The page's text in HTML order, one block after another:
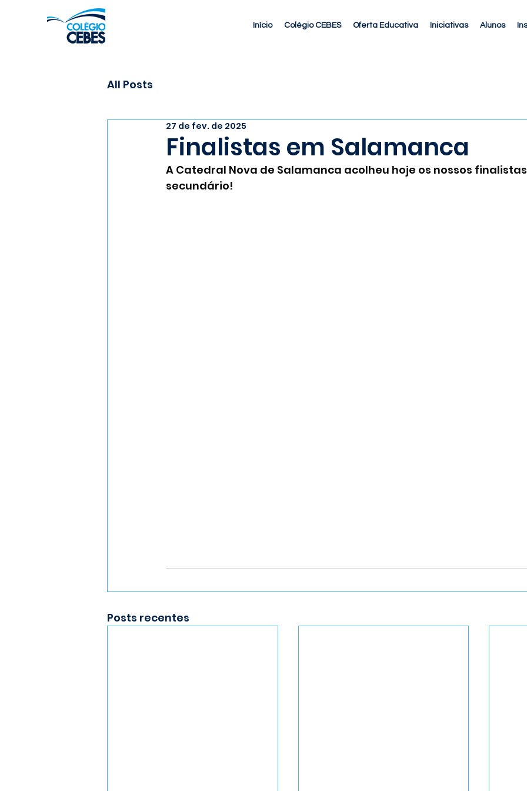
Início Colégio CEBES Oferta Educativa Iniciativas Alunos
All Posts
Finalistas em Salamanca
27 de fev. de 2025
A Catedral Nova de Salamanca acolheu hoje os nossos
secundário!
Posts recentes